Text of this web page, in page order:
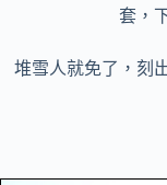
套，
堆雪人就免了，刻